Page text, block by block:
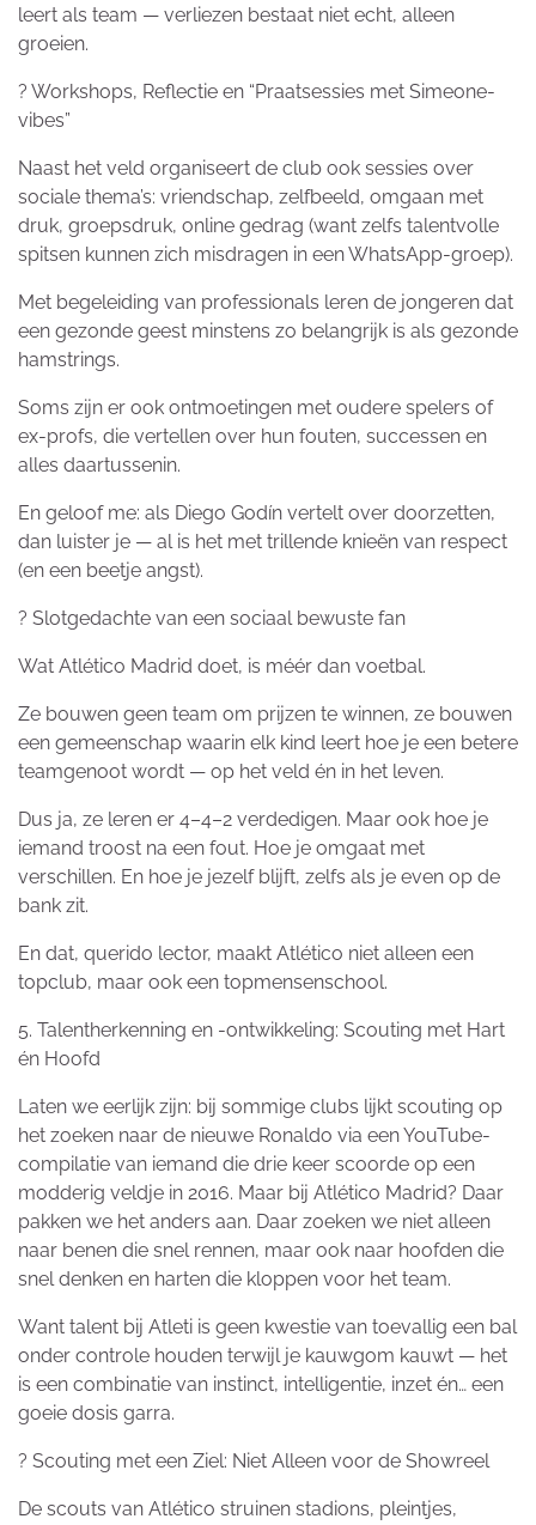
leert als team — verliezen bestaat niet echt, alleen
groeien.
? Workshops, Reflectie en “Praatsessies met Simeone-
vibes”
Naast het veld organiseert de club ook sessies over
sociale thema’s: vriendschap, zelfbeeld, omgaan met
druk, groepsdruk, online gedrag (want zelfs talentvolle
spitsen kunnen zich misdragen in een WhatsApp-groep).
Met begeleiding van professionals leren de jongeren dat
een gezonde geest minstens zo belangrijk is als gezonde
hamstrings.
Soms zijn er ook ontmoetingen met oudere spelers of
ex-profs, die vertellen over hun fouten, successen en
alles daartussenin.
En geloof me: als Diego Godín vertelt over doorzetten,
dan luister je — al is het met trillende knieën van respect
(en een beetje angst).
? Slotgedachte van een sociaal bewuste fan
Wat Atlético Madrid doet, is méér dan voetbal.
Ze bouwen geen team om prijzen te winnen, ze bouwen
een gemeenschap waarin elk kind leert hoe je een betere
teamgenoot wordt — op het veld én in het leven.
Dus ja, ze leren er 4–4–2 verdedigen. Maar ook hoe je
iemand troost na een fout. Hoe je omgaat met
verschillen. En hoe je jezelf blijft, zelfs als je even op de
bank zit.
En dat, querido lector, maakt Atlético niet alleen een
topclub, maar ook een topmensenschool.
5. Talentherkenning en -ontwikkeling: Scouting met Hart
én Hoofd
Laten we eerlijk zijn: bij sommige clubs lijkt scouting op
het zoeken naar de nieuwe Ronaldo via een YouTube-
compilatie van iemand die drie keer scoorde op een
modderig veldje in 2016. Maar bij Atlético Madrid? Daar
pakken we het anders aan. Daar zoeken we niet alleen
naar benen die snel rennen, maar ook naar hoofden die
snel denken en harten die kloppen voor het team.
Want talent bij Atleti is geen kwestie van toevallig een bal
onder controle houden terwijl je kauwgom kauwt — het
is een combinatie van instinct, intelligentie, inzet én… een
goeie dosis garra.
? Scouting met een Ziel: Niet Alleen voor de Showreel
De scouts van Atlético struinen stadions, pleintjes,